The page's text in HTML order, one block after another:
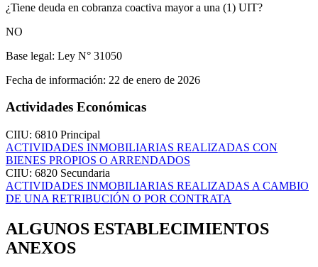
¿Tiene deuda en cobranza coactiva mayor a una (1) UIT?
NO
Base legal: Ley N° 31050
Fecha de información: 22 de enero de 2026
Actividades Económicas
CIIU: 6810 Principal
ACTIVIDADES INMOBILIARIAS REALIZADAS CON
BIENES PROPIOS O ARRENDADOS
CIIU: 6820 Secundaria
ACTIVIDADES INMOBILIARIAS REALIZADAS A CAMBIO
DE UNA RETRIBUCIÓN O POR CONTRATA
ALGUNOS ESTABLECIMIENTOS
ANEXOS